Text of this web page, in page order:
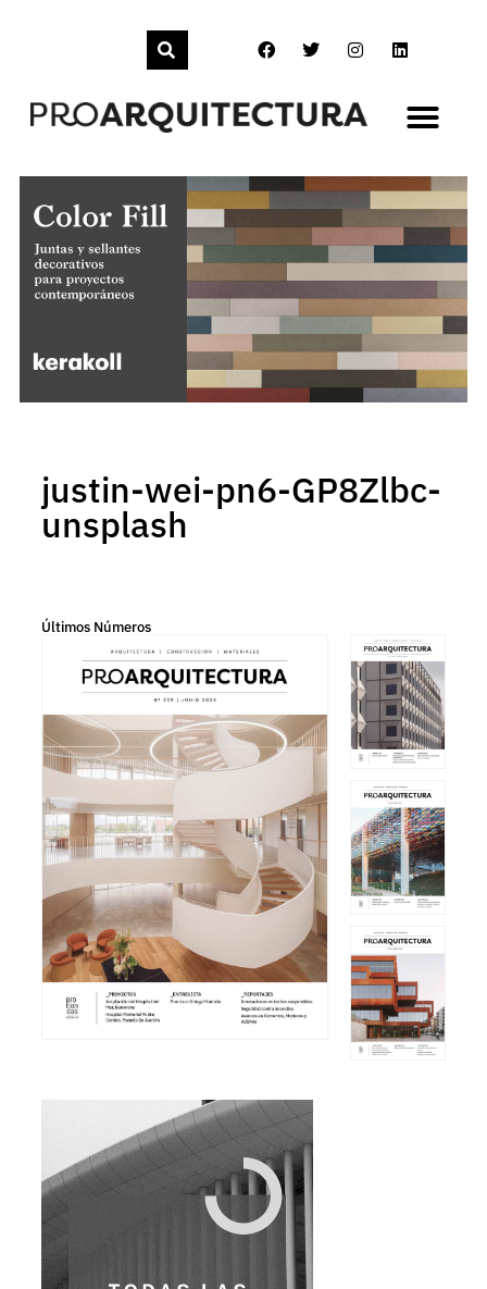
justin-wei-pn6-GP8Zlbc-
unsplash
Últimos Números